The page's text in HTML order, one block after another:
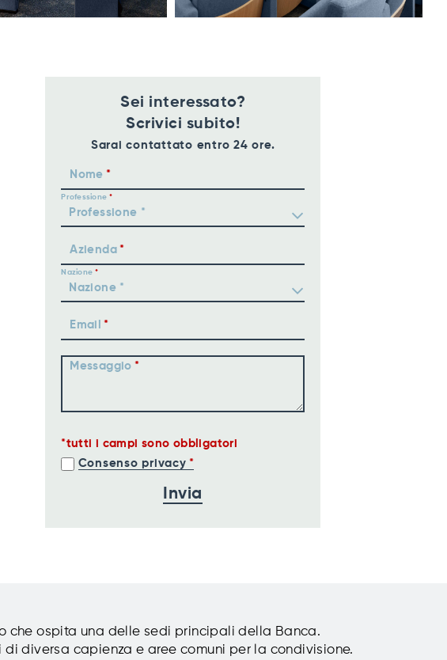
Sei interessato?
Scrivici subito!
Sarai contattato entro 24 ore.
Nome
Professione
Azienda
Nazione
Email
Messaggio
tutti i campi sono obbligatori
Consenso privacy
che ospita una delle sedi principali della Banca.
diversa capienza e aree comuni per la condivisione.